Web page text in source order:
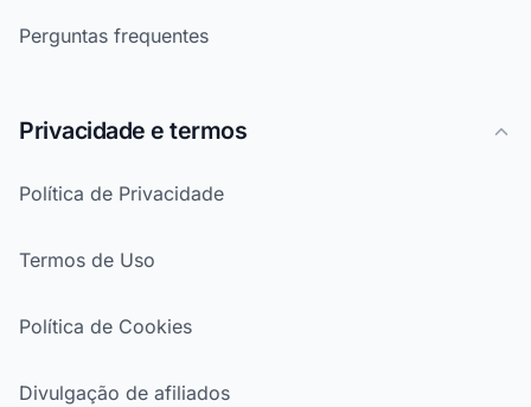
Perguntas frequentes
Privacidade e termos
Política de Privacidade
Termos de Uso
Política de Cookies
Divulgação de afiliados